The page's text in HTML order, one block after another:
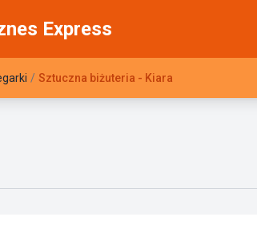
Express
/ Sztuczna biżuteria - Kiara